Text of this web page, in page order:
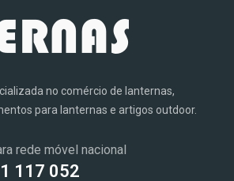
no comércio de lanternas,
para lanternas e artigos outdoor.
rede móvel nacional
117 052